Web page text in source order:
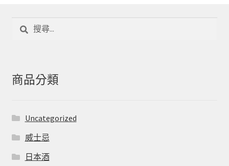
字:
商品分類
Uncategorized
威士忌
日本酒